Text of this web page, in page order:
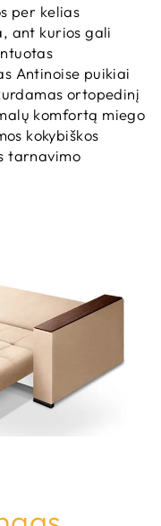
per kelias
ant kurios gali
Antinoise puikiai
ortopedinį
komfortą miego
kokybiškos
tarnavimo